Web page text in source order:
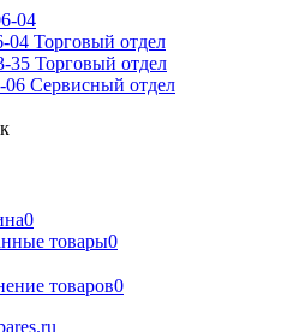
04
04 Торговый отдел
35 Торговый отдел
06 Сервисный отдел
0
товары0
товаров0